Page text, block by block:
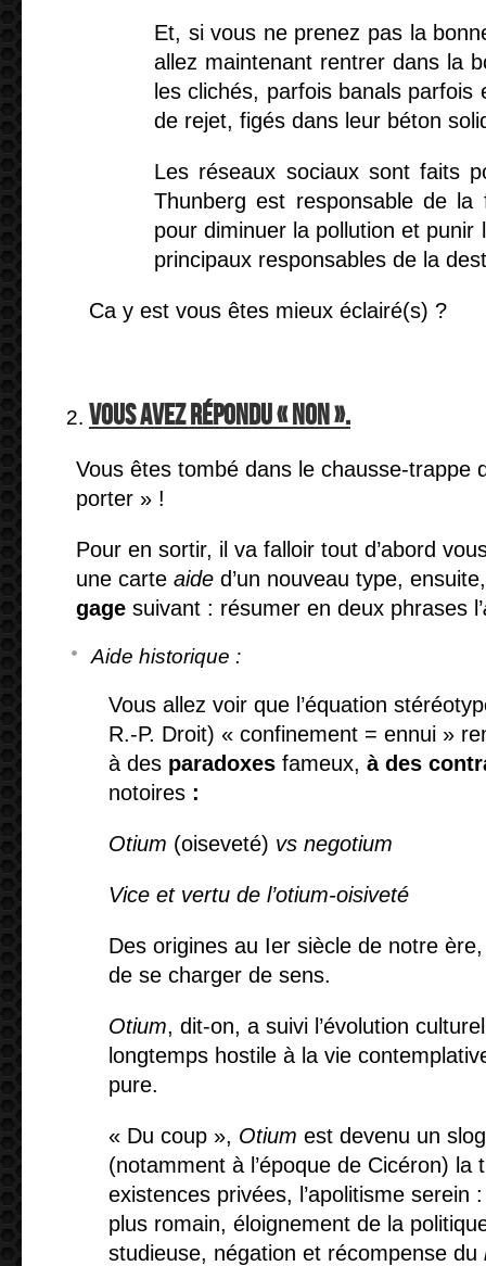
Et, si vous ne prenez pas la
allez maintenant rentrer dans la
les clichés, parfois banals
de rejet, figés dans leur béton
Les réseaux sociaux sont faits
Thunberg est responsable de la
pour diminuer la pollution et punir
principaux responsables de la
Ca y est vous êtes mieux éclairé(s) ?
Vous avez répondu « non ».
Vous êtes tombé dans le chausse-trappe
porter » !
Pour en sortir, il va falloir tout d’abord
une carte aide d’un nouveau type,
gage suivant : résumer en deux phrases l’
Aide historique :
Vous allez voir que l’équation
R.-P. Droit) « confinement = ennui »
à des paradoxes fameux, à des
notoires :
Otium (oiseveté) vs negotium
Vice et vertu de l’otium-oisiveté
Des origines au Ier siècle de notre
de se charger de sens.
Otium, dit-on, a suivi l’évolution
longtemps hostile à la vie
pure.
« Du coup », Otium est devenu un
(notamment à l’époque de Cicéron) la
existences privées, l’apolitisme serein
plus romain, éloignement de la
studieuse, négation et récompense du